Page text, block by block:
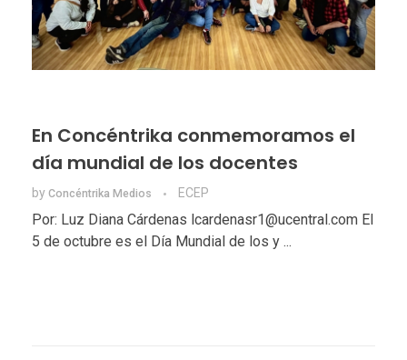
En Concéntrika conmemoramos el
día mundial de los docentes
by Concéntrika Medios ECEP
Por: Luz Diana Cárdenas lcardenasr1@ucentral.com El
5 de octubre es el Día Mundial de los y ...